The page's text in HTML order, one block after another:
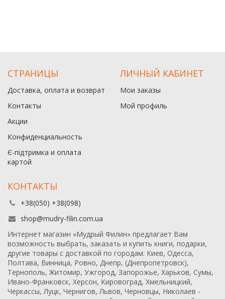
СТРАНИЦЫ
Доставка, оплата и возврат
Контакты
Акции
Конфиденциальность
Є-підтримка и оплата
картой
ЛИЧНЫЙ КАБИНЕТ
Мои заказы
Мой профиль
КОНТАКТЫ
+38(050) +38(098)
shop@mudry-filin.com.ua
Интернет магазин «Мудрый Филин» предлагает Вам
возможность выбрать, заказать и купить книги, подарки,
другие товары с доставкой по городам: Киев, Одесса,
Полтава, Винница, Ровно, Днепр, (Днепропетровск),
Тернополь, Житомир, Ужгород, Запорожье, Харьков, Сумы,
Ивано-Франковск, Херсон, Кировоград, Хмельницкий,
Черкассы, Луцк, Чернигов, Львов, Черновцы, Николаев -